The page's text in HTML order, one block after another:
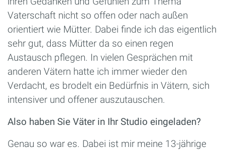
Vaterschaft nicht so offen oder nach außen
orientiert wie Mütter. Dabei finde ich das eigentlich
sehr gut, dass Mütter da so einen regen
Austausch pflegen. In vielen Gesprächen mit
anderen Vätern hatte ich immer wieder den
Verdacht, es brodelt ein Bedürfnis in Vätern, sich
intensiver und offener auszutauschen.
Also haben Sie Väter in Ihr Studio eingeladen?
Genau so war es. Dabei ist mir meine 13-jährige